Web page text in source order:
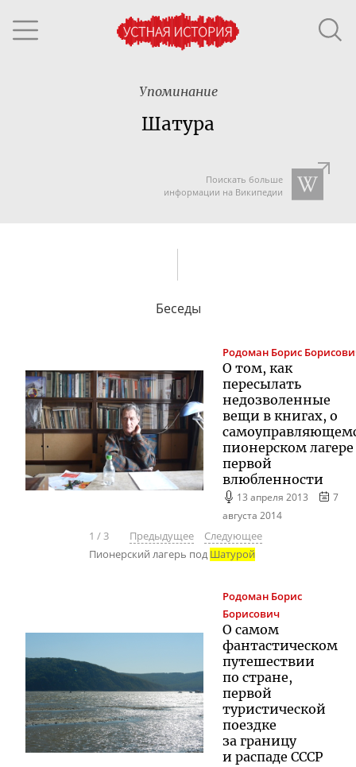
Упоминание
Шатура
Поискать больше
информации на Википедии
Беседы
Родоман Борис
О том, как
пересылать
недозволенные
вещи в книгах, о
пионерском
первой
влюбленности
13 апреля 2013
7
августа 2014
1 /3 Предыдущее
Следующее
Пионерский лагерь под Шатурой
Родоман Борис
Борисович
О самом
фантастическом
путешествии
по стране,
первой
туристической
поездке
за границу
и распаде СССР